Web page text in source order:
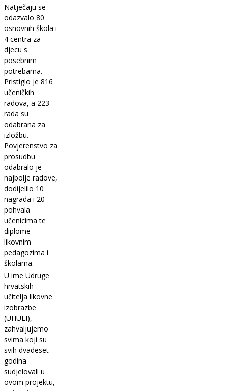
Natječaju se
odazvalo 80
osnovnih škola i
4 centra za
djecu s
posebnim
potrebama.
Pristiglo je 816
učeničkih
radova, a 223
rada su
odabrana za
izložbu.
Povjerenstvo za
prosudbu
odabralo je
najbolje radove,
dodijelilo 10
nagrada i 20
pohvala
učenicima te
diplome
likovnim
pedagozima i
školama.
U ime Udruge
hrvatskih
učitelja likovne
izobrazbe
(UHULI),
zahvaljujemo
svima koji su
svih dvadeset
godina
sudjelovali u
ovom projektu,